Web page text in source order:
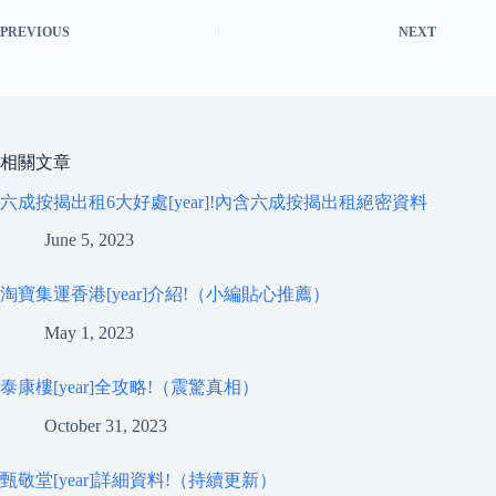
PREVIOUS NEXT
相關文章
六成按揭出租6大好處[year]!內含六成按揭出租絕密資料
June 5, 2023
淘寶集運香港[year]介紹!（小編貼心推薦）
May 1, 2023
泰康樓[year]全攻略!（震驚真相）
October 31, 2023
甄敬堂[year]詳細資料!（持續更新）